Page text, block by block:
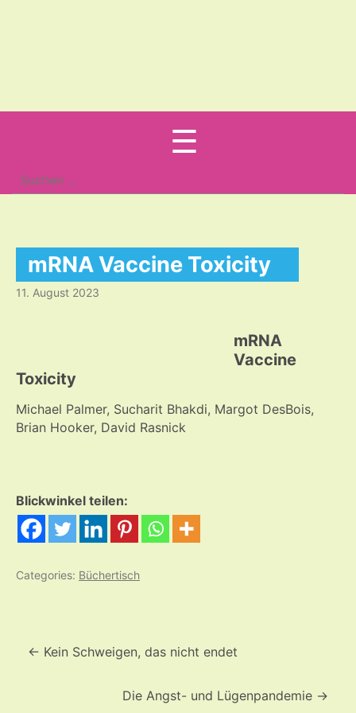
☰
Suche
nach:
mRNA Vaccine Toxicity
11. August 2023
mRNA
Vaccine
Toxicity
Michael Palmer, Sucharit Bhakdi, Margot DesBois,
Brian Hooker, David Rasnick
Blickwinkel teilen:
Categories: Büchertisch
← Kein Schweigen, das nicht endet
Die Angst- und Lügenpandemie →